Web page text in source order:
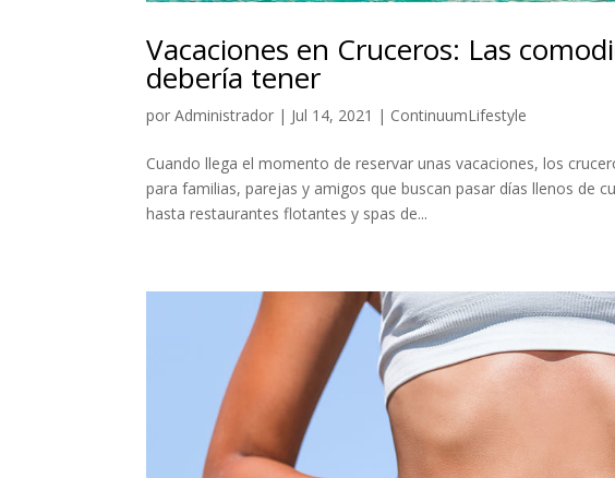
Vacaciones en Cruceros: Las
debería tener
porAdministrador | Jul 14, 2021 | ContinuumLifestyle
Cuando llega el momento de reservar unas vacaciones, los
para familias, parejas y amigos que buscan pasar días llenos de
hasta restaurantes flotantes y spas de...